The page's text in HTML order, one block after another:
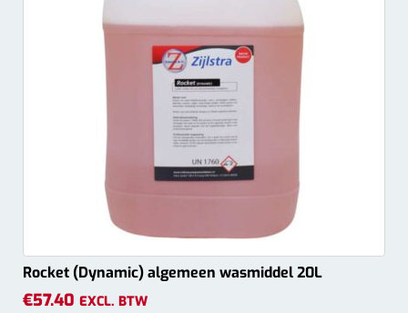
Rocket (Dynamic) algemeen wasmiddel 20L
€57.40 EXCL. BTW